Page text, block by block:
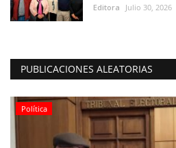
Editora Julio 30, 2026
PUBLICACIONES ALEATORIAS
Política